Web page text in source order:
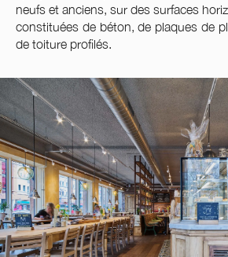
neufs et anciens, sur des surfaces
constituées de béton, de plaques de
de toiture profilés.